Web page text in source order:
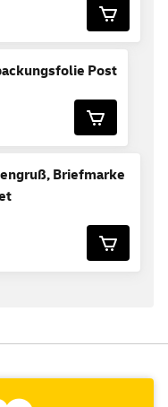
Post
Briefmarke